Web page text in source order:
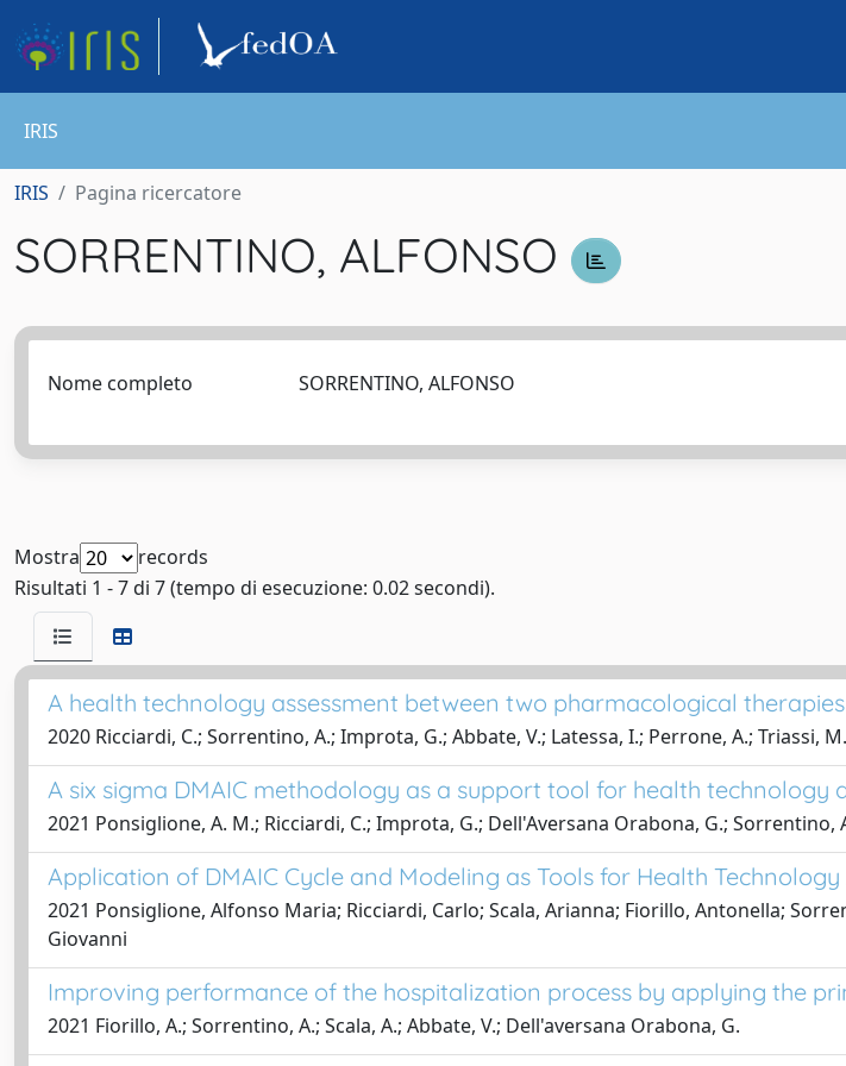
IRIS
IRIS Pagina ricercatore
SORRENTINO, ALFONSO
Nome completo SORRENTINO, ALFONSO
Mostra
records
Risultati 1 - 7 di 7 (tempo di esecuzione: 0.02 secondi).
A health technology assessment between two pharmacological
2020 Ricciardi, C.; Sorrentino, A.; Improta, G.; Abbate, V.; Latessa, I.; Perrone, A.; Triassi,
A six sigma DMAIC methodology as a support tool for health technology
2021 Ponsiglione, A. M.; Ricciardi, C.; Improta, G.; Dell'Aversana Orabona, G.; Sorrentino,
Application of DMAIC Cycle and Modeling as Tools for Health
2021 Ponsiglione, Alfonso Maria; Ricciardi, Carlo; Scala, Arianna; Fiorillo, Antonella;
Giovanni
Improving performance of the hospitalization process by applying the
2021 Fiorillo, A.; Sorrentino, A.; Scala, A.; Abbate, V.; Dell'aversana Orabona, G.